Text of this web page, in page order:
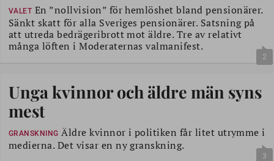
VALET En ”nollvision” för hemlöshet bland pensionärer.
Sänkt skatt för alla Sveriges pensionärer. Satsning på
att utreda bedrägeribrott mot äldre. Tre av relativt
många löften i Moderaternas valmanifest.
2
Unga kvinnor och äldre män syns
mest
GRANSKNING Äldre kvinnor i politiken får litet utrymme i
medierna. Det visar en ny granskning.
3